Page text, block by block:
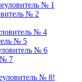
№ 1
№ 2
№ 4
№ 5
№ 6
№ 7
№ 8!